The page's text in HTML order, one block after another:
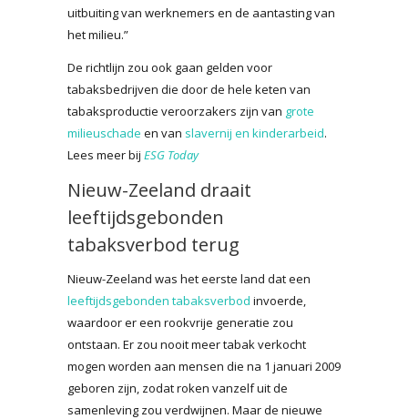
uitbuiting van werknemers en de aantasting van
het milieu.”
De richtlijn zou ook gaan gelden voor
tabaksbedrijven die door de hele keten van
tabaksproductie veroorzakers zijn van grote
milieuschade en van slavernij en kinderarbeid.
Lees meer bij ESG Today
Nieuw-Zeeland draait
leeftijdsgebonden
tabaksverbod terug
Nieuw-Zeeland was het eerste land dat een
leeftijdsgebonden tabaksverbod invoerde,
waardoor er een rookvrije generatie zou
ontstaan. Er zou nooit meer tabak verkocht
mogen worden aan mensen die na 1 januari 2009
geboren zijn, zodat roken vanzelf uit de
samenleving zou verdwijnen. Maar de nieuwe